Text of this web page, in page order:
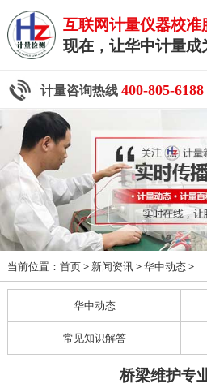
互联网计量仪器校准
现在，让华中计量成
计量咨询热线 400-805-6188
当前位置： 首页> 新闻资讯> 华中动态>
华中动态
常见知识解答
桥梁维护专